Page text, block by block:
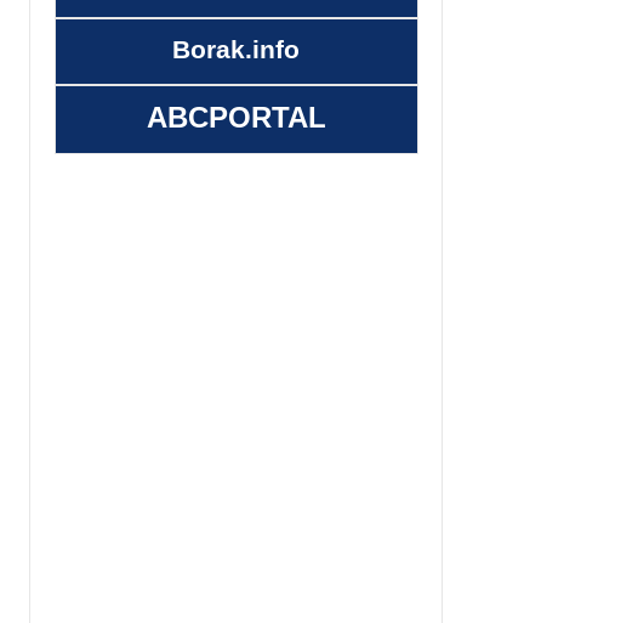
Borak.info
ABCPORTAL